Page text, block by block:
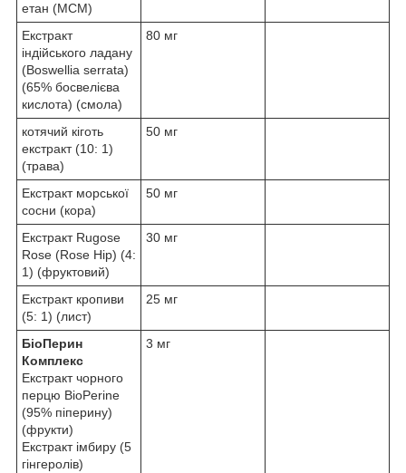
етан (МСМ)
Екстракт
індійського ладану
(Boswellia serrata)
(65% босвелієва
кислота) (смола)
80 мг
котячий кіготь
екстракт (10: 1)
(трава)
50 мг
Екстракт морської
сосни (кора)
50 мг
Екстракт Rugose
Rose (Rose Hip) (4:
1) (фруктовий)
30 мг
Екстракт кропиви
(5: 1) (лист)
25 мг
БіоПерин
Комплекс
Екстракт чорного
перцю BioPerine
(95% піперину)
(фрукти)
Екстракт імбиру (5
гінгеролів)
3 мг